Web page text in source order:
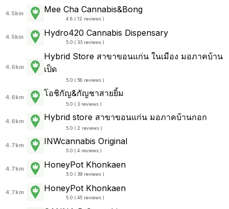
4.5km Mee Cha Cannabis&Bong
4.8 ( 12 reviews )
4.5km Hydro420 Cannabis Dispensary
5.0 ( 33 reviews )
4.6km
Hybrid Store สาขาขอนแก่น ในเมือง มอภาคบ้าน
เป็ด
5.0 ( 58 reviews )
4.6km โอชิกัญ&กัญชาสายยิ้ม
5.0 ( 3 reviews )
4.6km Hybrid store สาขาขอนแก่น มอภาคบ้านกอก
5.0 ( 2 reviews )
4.7km INWcannabis Original
5.0 ( 4 reviews )
4.7km HoneyPot Khonkaen
5.0 ( 39 reviews )
4.7km HoneyPot Khonkaen
5.0 ( 45 reviews )